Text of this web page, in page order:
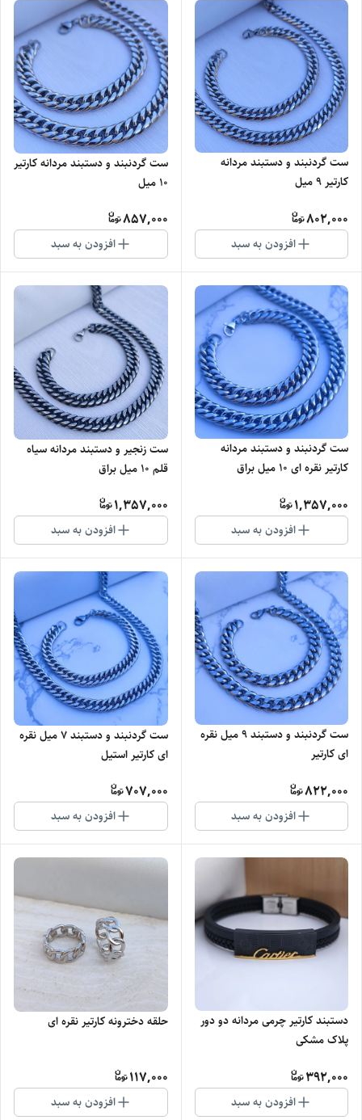
ست گردنبند و دستبند مردانه
کارتیر ۹ میل
802,000
افزودن به سبد
ست گردنبند و دستبند مردانه کارتیر
10 میل
857,000
افزودن به سبد
ست گردنبند و دستبند مردانه
کارتیر نقره ای 10 میل براق
1,357,000
افزودن به سبد
ست زنجیر و دستبند مردانه سیاه
قلم 10 میل براق
1,357,000
افزودن به سبد
ست گردنبند و دستبند ۹ میل نقره
ای کارتیر
822,000
افزودن به سبد
ست گردنبند و دستبند ۷ میل نقره
ای کارتیر استیل
707,000
افزودن به سبد
دستبند کارتیر چرمی مردانه دو دور
پلاک مشکی
392,000
افزودن به سبد
حلقه دخترونه کارتیر نقره ای
117,000
افزودن به سبد